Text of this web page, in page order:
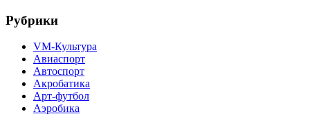
Рубрики
VM-Культура
Авиаспорт
Автоспорт
Акробатика
Арт-футбол
Аэробика